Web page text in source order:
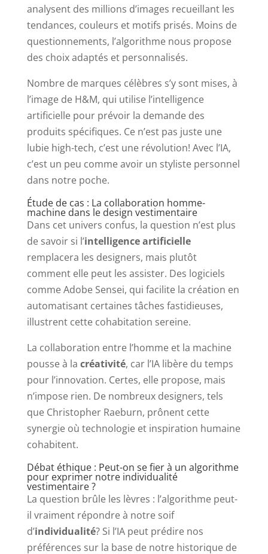
analysent des millions d’images recueillant les
tendances, couleurs et motifs prisés. Moins de
questionnements, l’algorithme nous propose
des choix adaptés et personnalisés.
Nombre de marques célèbres s’y sont mises, à
l’image de H&M, qui utilise l’intelligence
artificielle pour prévoir la demande des
produits spécifiques. Ce n’est pas juste une
lubie high-tech, c’est une révolution! Avec l’IA,
c’est un peu comme avoir un styliste personnel
dans notre poche.
Étude de cas : La collaboration homme-
machine dans le design vestimentaire
Dans cet univers confus, la question n’est plus
de savoir si l’intelligence artificielle
remplacera les designers, mais plutôt
comment elle peut les assister. Des logiciels
comme Adobe Sensei, qui facilite la création en
automatisant certaines tâches fastidieuses,
illustrent cette cohabitation sereine.
La collaboration entre l’homme et la machine
pousse à la créativité, car l’IA libère du temps
pour l’innovation. Certes, elle propose, mais
n’impose rien. De nombreux designers, tels
que Christopher Raeburn, prônent cette
synergie où technologie et inspiration humaine
cohabitent.
Débat éthique : Peut-on se fier à un algorithme
pour exprimer notre individualité
vestimentaire ?
La question brûle les lèvres : l’algorithme peut-
il vraiment répondre à notre soif
d’individualité? Si l’IA peut prédire nos
préférences sur la base de notre historique de